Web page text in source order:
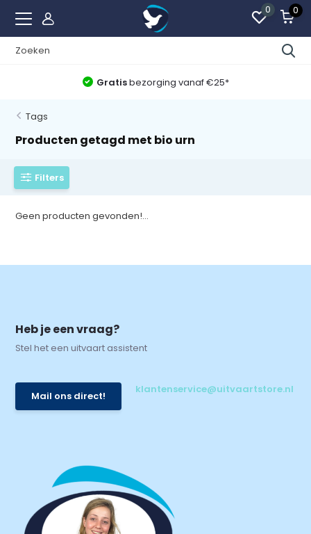
0 0
Gratisbezorging vanaf €25*
Tags
Producten getagd met bio urn
Filters
Geen producten gevonden!...
Heb je een vraag?
Stel het een uitvaart assistent
Mail ons direct!
klantenservice@uitvaartstore.nl